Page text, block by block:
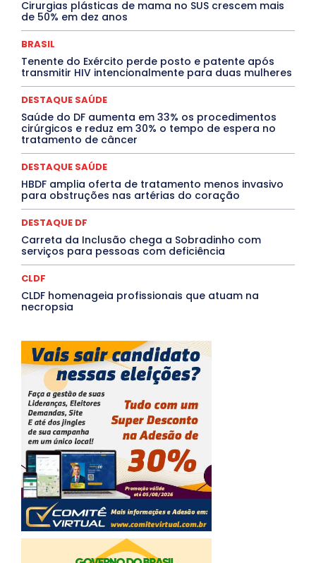
INTELIGÊNCIA ARTIFICIAL
INTERNACIONAL
MEIO AMBIENTE
MÚSICA
O Plantonista Opinião Oropouche
Paraíba
Paraná Pernambuco Piauí
POLÍTICA
PROCESSO SELETIVO
PUBLIEDITORIAL
QUALIFICAÇÃO PROFISSIONAL
Rio de Janeiro
Rio Grande do Sul
Roraima
Santa Catarina
São Paulo SARAMPO
SAÚDE
Saúde Agora
TÁ FROID?
TEATRO TECNOLOGIA
TIC TAC
Mais
Cirurgias plásticas de mama no SUS crescem mais
de 50% em dez anos
BRASIL
Tenente do Exército perde posto e patente após
transmitir HIV intencionalmente para duas mulheres
DESTAQUE SAÚDE
Saúde do DF aumenta em 33% os procedimentos
cirúrgicos e reduz em 30% o tempo de espera no
tratamento de câncer
DESTAQUE SAÚDE
HBDF amplia oferta de tratamento menos invasivo
para obstruções nas artérias do coração
DESTAQUE DF
Carreta da Inclusão chega a Sobradinho com
serviços para pessoas com deficiência
CLDF
CLDF homenageia profissionais que atuam na
necropsia